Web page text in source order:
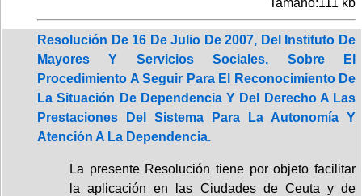
Resolución De 16 De Julio De 2007, Del Instituto De
Mayores Y Servicios Sociales, Sobre El
Procedimiento A Seguir Para El Reconocimiento De
La Situación De Dependencia Y Del Derecho A Las
Prestaciones Del Sistema Para La Autonomía Y
Atención A La Dependencia.
La presente Resolución tiene por objeto facilitar
la aplicación en las Ciudades de Ceuta y de